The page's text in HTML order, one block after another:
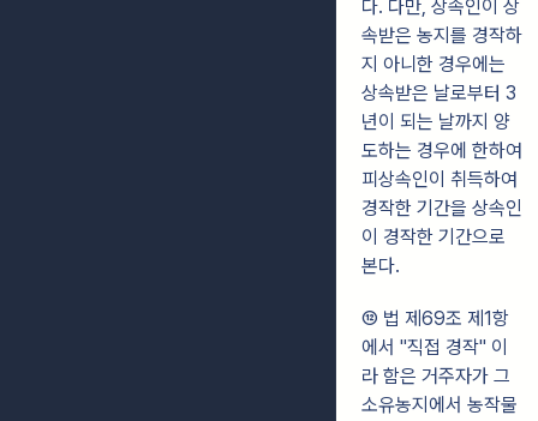
다. 다만, 상속인이 상
속받은 농지를 경작하
지 아니한 경우에는
상속받은 날로부터 3
년이 되는 날까지 양
도하는 경우에 한하여
피상속인이 취득하여
경작한 기간을 상속인
이 경작한 기간으로
본다.
⑫ 법 제69조 제1항
에서 "직접 경작" 이
라 함은 거주자가 그
소유농지에서 농작물